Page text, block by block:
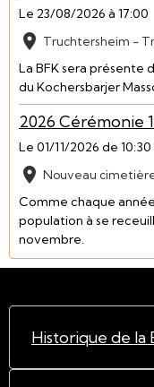
Le 23/08/2026 à 17:00
Truchtersheim -
La BFK sera présente
du Kochersbarjer
2026 Cérémonie
Le 01/11/2026 de 10:30
Nouveau
Comme chaque
population à se
novembre.
Historique de la